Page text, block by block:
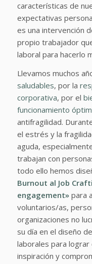
características de
expectativas
es una intervención
propio trabajador
laboral para hacerlo
Llevamos muchos
saludables, por la
corporativa, por el
funcionamiento
antifragilidad.
el estrés y la
aguda,
trabajan con
todo ello hemos
Burnout al Job
engagement»para
voluntarios/as,
organizaciones no
su día en el diseño
laborales para
inspiración y